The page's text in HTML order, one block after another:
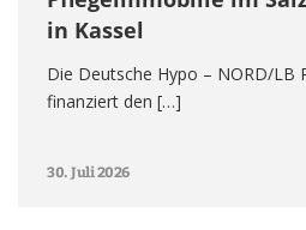
in Kassel
Die Deutsche Hypo – NORD/LB
finanziert den […]
30. Juli 2026